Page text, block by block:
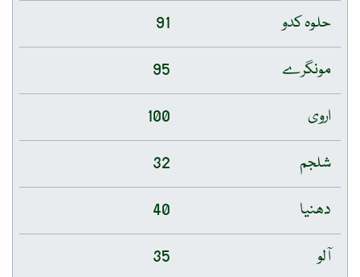
حلوہ کدو
91
مونگرے
95
اروی
100
شلجم
32
دھنیا
40
آلو
35